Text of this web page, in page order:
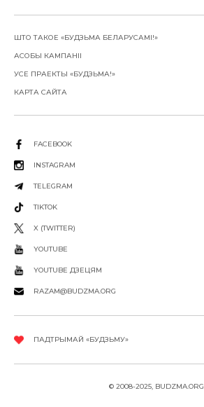
ШТО ТАКОЕ «БУДЗЬМА БЕЛАРУСАМІ!»
АСОБЫ КАМПАНІІ
УСЕ ПРАЕКТЫ «БУДЗЬМА!»
КАРТА САЙТА
FACEBOOK
INSTAGRAM
TELEGRAM
TIKTOK
X (TWITTER)
YOUTUBE
YOUTUBE ДЗЕЦЯМ
RAZAM@BUDZMA.ORG
ПАДТРЫМАЙ «БУДЗЬМУ»
© 2008-2025, BUDZMA.ORG